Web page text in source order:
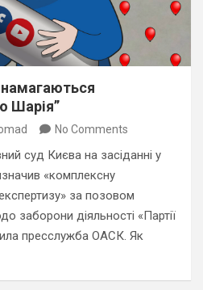
намагаються
Шарія”
No Comments
суд Києва на засіданні у
«комплексну
за позовом
заборони діяльності «Партії
пресслужба ОАСК. Як